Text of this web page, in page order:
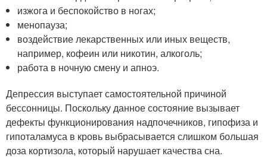
изжога и беспокойство в ногах;
менопауза;
воздействие лекарственных или иных веществ,
например, кофеин или никотин, алкоголь;
работа в ночную смену и апноэ.
Депрессия выступает самостоятельной причиной
бессонницы. Поскольку данное состояние вызывает
дефекты функционирования надпочечников, гипофиза и
гипоталамуса в кровь выбрасывается слишком большая
доза кортизола, который нарушает качества сна.